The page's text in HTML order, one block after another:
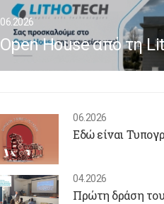
06.2026
Open House από τη
06.2026
Εδώ είναι
04.2026
Πρώτη δράση